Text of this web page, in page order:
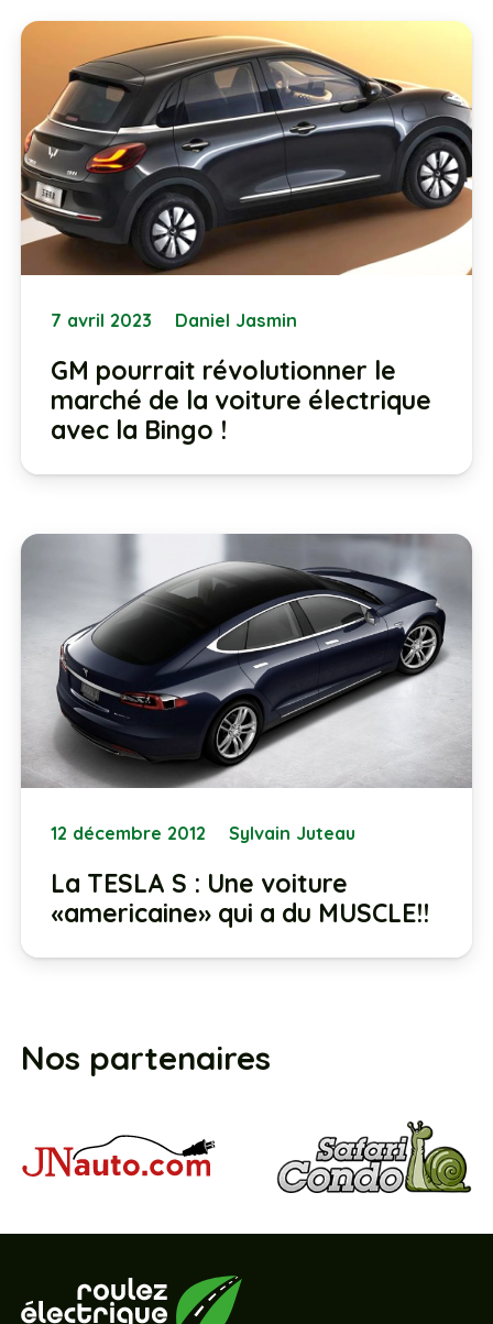
7 avril 2023 Daniel Jasmin
GM pourrait révolutionner le
marché de la voiture électrique
avec la Bingo !
12 décembre 2012 Sylvain Juteau
La TESLA S : Une voiture
«americaine» qui a du MUSCLE!!
Nos partenaires